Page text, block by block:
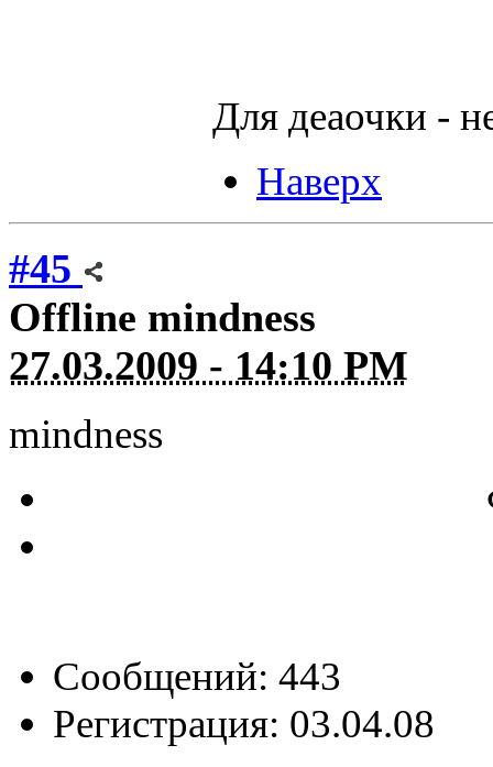
Для деаочки -
Наверх
#45
Offline mindness
27.03.2009 - 14:10 PM
mindness
Сообщений: 443
Регистрация: 03.04.08